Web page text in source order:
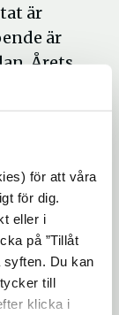
för att våra
för dig.
eller i
på ”Tillåt
syften. Du kan
till
klicka i
är
är
Årets
även
ditt
på
Ja,